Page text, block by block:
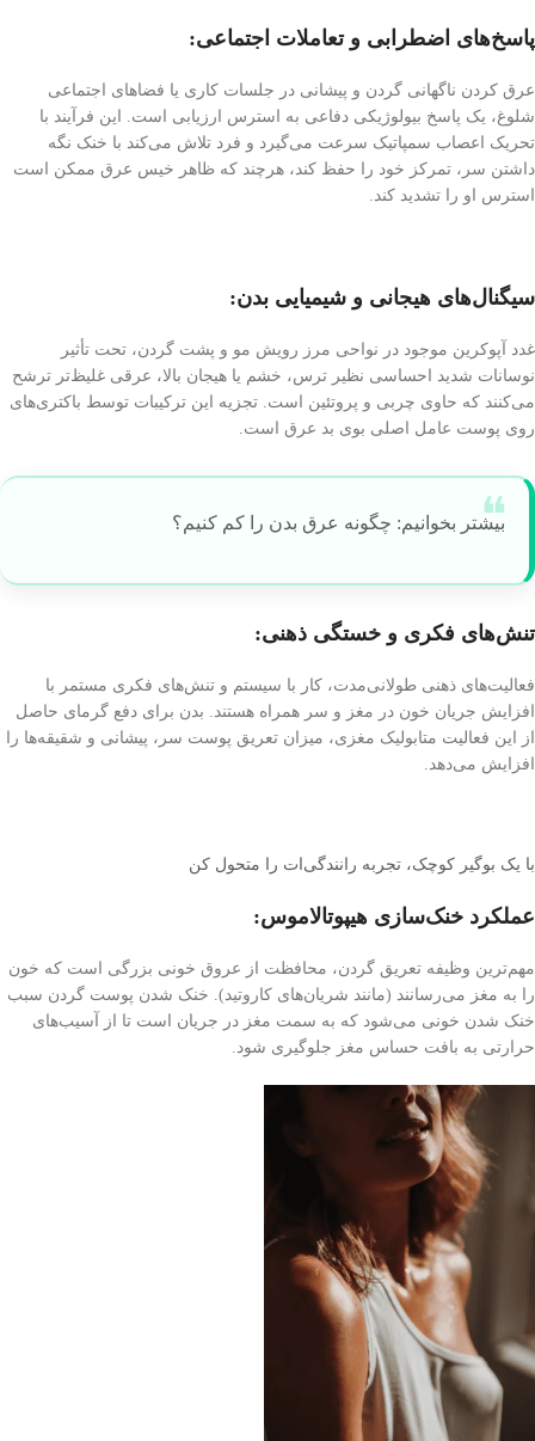
پاسخ‌های اضطرابی و تعاملات اجتماعی:
عرق کردن ناگهانی گردن و پیشانی در جلسات کاری یا فضاهای اجتماعی
شلوغ، یک پاسخ بیولوژیکی دفاعی به استرس ارزیابی است. این فرآیند با
تحریک اعصاب سمپاتیک سرعت می‌گیرد و فرد تلاش می‌کند با خنک نگه
داشتن سر، تمرکز خود را حفظ کند، هرچند که ظاهر خیس عرق ممکن است
استرس او را تشدید کند.
سیگنال‌های هیجانی و شیمیایی بدن:
غدد آپوکرین موجود در نواحی مرز رویش مو و پشت گردن، تحت تأثیر
نوسانات شدید احساسی نظیر ترس، خشم یا هیجان بالا، عرقی غلیظ‌تر ترشح
می‌کنند که حاوی چربی و پروتئین است. تجزیه این ترکیبات توسط باکتری‌های
روی پوست عامل اصلی بوی بد عرق است.
بیشتر بخوانیم: چگونه عرق بدن را کم کنیم؟
تنش‌های فکری و خستگی ذهنی:
فعالیت‌های ذهنی طولانی‌مدت، کار با سیستم و تنش‌های فکری مستمر با
افزایش جریان خون در مغز و سر همراه هستند. بدن برای دفع گرمای حاصل
از این فعالیت متابولیک مغزی، میزان تعریق پوست سر، پیشانی و شقیقه‌ها را
افزایش می‌دهد.
با یک بوگیر کوچک، تجربه رانندگی‌ات را متحول کن
عملکرد خنک‌سازی هیپوتالاموس:
مهم‌ترین وظیفه تعریق گردن، محافظت از عروق خونی بزرگی است که خون
را به مغز می‌رسانند (مانند شریان‌های کاروتید). خنک شدن پوست گردن سبب
خنک شدن خونی می‌شود که به سمت مغز در جریان است تا از آسیب‌های
حرارتی به بافت حساس مغز جلوگیری شود.